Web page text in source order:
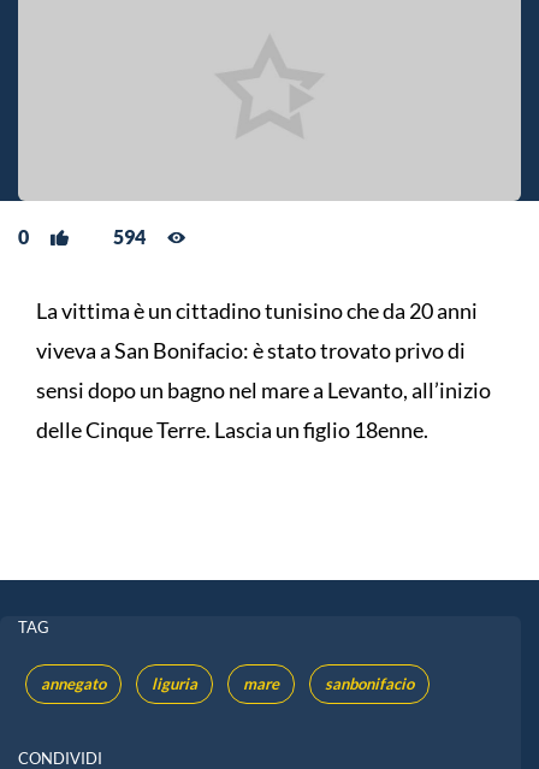
0 594
La vittima è un cittadino tunisino che da 20 anni
viveva a San Bonifacio: è stato trovato privo di
sensi dopo un bagno nel mare a Levanto, all’inizio
delle Cinque Terre. Lascia un figlio 18enne.
TAG
annegato liguria mare sanbonifacio
CONDIVIDI